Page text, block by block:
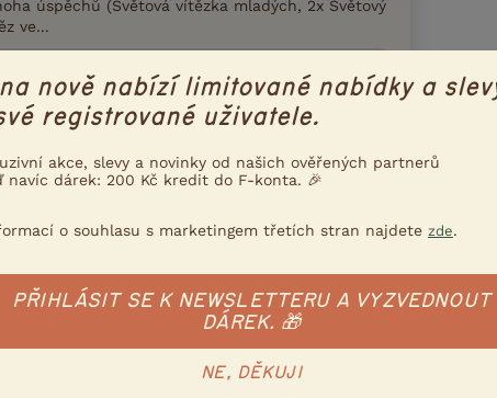
úspěchů (Světová vítězka mladých, 2x Světový
ve...
malá chovatelská stanice Helipeky, která se
chovu plemen Německý ovčák a Boerboel.
stanice založená v roce 2026 s cílem
nově nabízí limitované nabídky a
registrované uživatele.
akce, slevy a novinky od našich ověřených partnerů
navíc dárek: 200 Kč kredit do F-konta. 🎉
o souhlasu s marketingem třetích stran najdete zde.
PŘIHLÁSIT SE K NEWSLETTERU A VYZVEDNOUT
DÁREK. 🎁
NE, DĚKUJI